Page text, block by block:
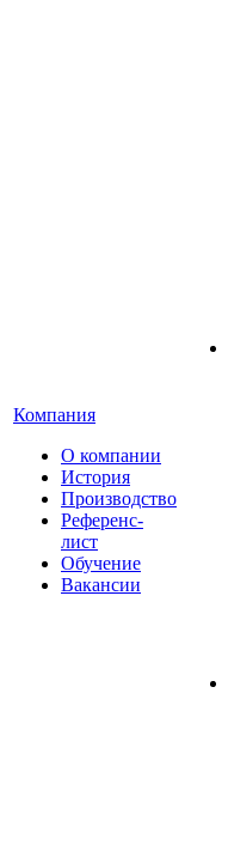
Компания
О компании
История
Производство
Референс-
лист
Обучение
Вакансии